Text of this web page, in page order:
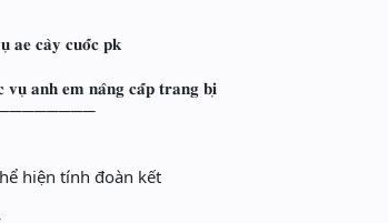
𝐚𝐞 𝐜𝐚̀𝐲 𝐜𝐮𝐨̂́𝐜 𝐩𝐤
𝐯𝐮̣ 𝐚𝐧𝐡 𝐞𝐦 𝐧𝐚̂𝐧𝐠 𝐜𝐚̂́𝐩 𝐭𝐫𝐚𝐧𝐠 𝐛𝐢̣
hiện tính đoàn kết